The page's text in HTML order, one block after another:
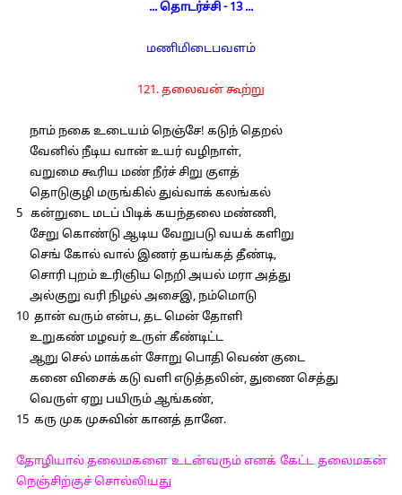
... தொடர்ச்சி - 13 ...
மணிமிடைபவளம்
121. தலைவன் கூற்று
நாம் நகை உடையம் நெஞ்சே! கடுந் தெறல்
வேனில் நீடிய வான் உயர் வழிநாள்,
வறுமை கூரிய மண் நீர்ச் சிறு குளத்
தொடுகுழி மருங்கில் துவ்வாக் கலங்கல்
5 கன்றுடை மடப் பிடிக் கயந்தலை மண்ணி,
சேறு கொண்டு ஆடிய வேறுபடு வயக் களிறு
செங் கோல் வால் இணர் தயங்கத் தீண்டி,
சொரி புறம் உரிஞிய நெறி அயல் மரா அத்து
அல்குறு வரி நிழல் அசைஇ, நம்மொடு
10 தான் வரும் என்ப, தட மென் தோளி
உறுகண் மழவர் உருள் கீண்டிட்ட
ஆறு செல் மாக்கள் சோறு பொதி வெண் குடை
கனை விசைக் கடு வளி எடுத்தலின், துணை செத்து
வெருள் ஏறு பயிரும் ஆங்கண்,
15 கரு முக முசுவின் கானத் தானே.
தோழியால் தலைமகளை உடன்வரும் எனக் கேட்ட தலைமகன்
நெஞ்சிற்குச் சொல்லியது